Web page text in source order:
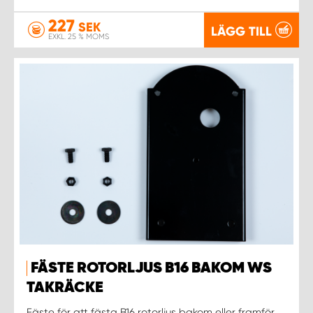
227 SEK
EXKL. 25 % MOMS LÄGG TILL
FÄSTE ROTORLJUS B16 BAKOM WS
TAKRÄCKE